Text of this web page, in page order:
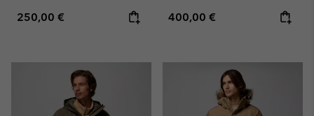
Regular price:
250,00 € Regular price:
400,00 €